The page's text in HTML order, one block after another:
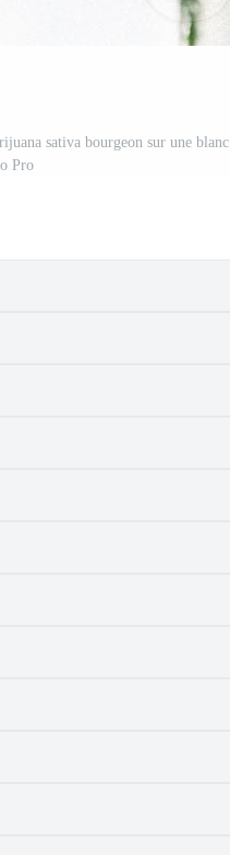
sativa bourgeon sur une blanc
Pro